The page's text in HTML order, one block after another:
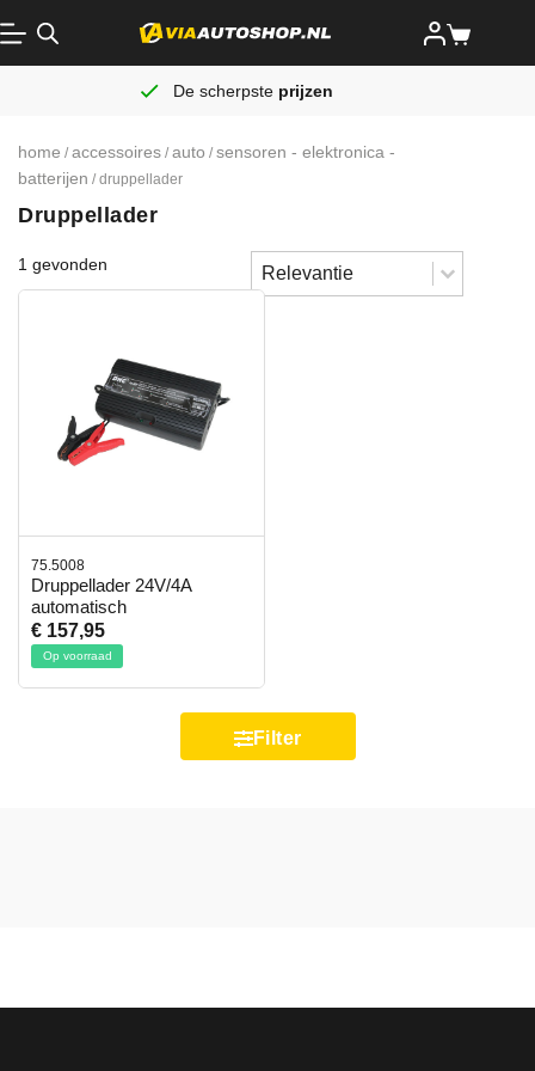
De scherpste prijzen
home / accessoires / auto / sensoren - elektronica -
batterijen / druppellader
Druppellader
1 gevonden Sorteren
Sort content
Sort content
75.5008
Druppellader 24V/4A
automatisch
€ 157,95
Op voorraad
Filter